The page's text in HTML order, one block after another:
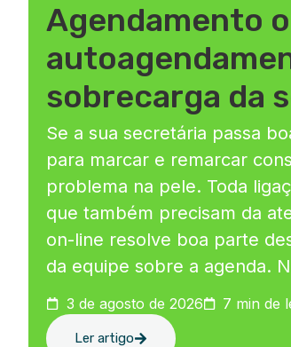
Agendamento
sobrecarga da
Se a sua secretária passa
para marcar e remarcar
problema na pele. Toda
que também precisam da
on-line resolve boa parte
da equipe sobre a agenda.
3 de agosto de 2026 7 min de
Ler artigo